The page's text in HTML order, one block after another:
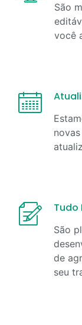
São
você
Tudo
São
de
seu